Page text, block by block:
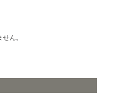
ん。